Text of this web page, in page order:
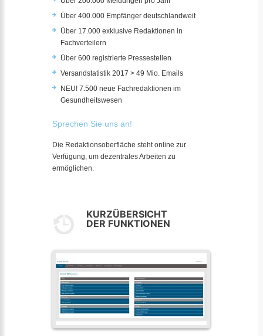
Über 400.000 Empfänger deutschlandweit
Über 17.000 exklusive Redaktionen in
Fachverteilern
Über 600 registrierte Pressestellen
Versandstatistik 2017 > 49 Mio. Emails
NEU! 7.500 neue Fachredaktionen im
Gesundheitswesen
Sprechen Sie uns an!
Die Redaktionsoberfläche steht online zur
Verfügung, um dezentrales Arbeiten zu
ermöglichen.
KURZÜBERSICHT
DER FUNKTIONEN